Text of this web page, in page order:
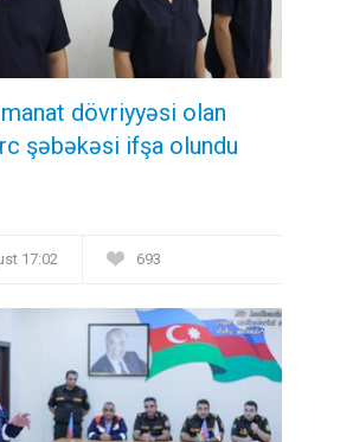
dövriyyəsi olan
şəbəkəsi ifşa olundu
17:02 693